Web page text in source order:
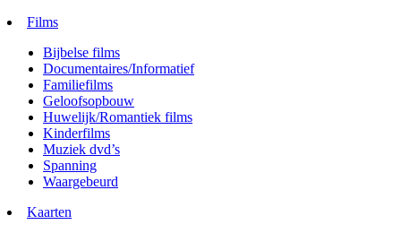
Films
Bijbelse films
Documentaires/Informatief
Familiefilms
Geloofsopbouw
Huwelijk/Romantiek films
Kinderfilms
Muziek dvd’s
Spanning
Waargebeurd
Kaarten